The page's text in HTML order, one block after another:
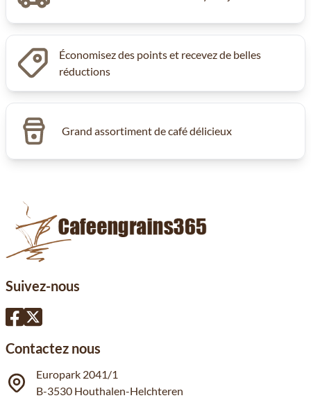
Économisez des points et recevez de belles
réductions
Grand assortiment de café délicieux
Suivez-nous
Contactez nous
Europark 2041/1
B-3530 Houthalen-Helchteren